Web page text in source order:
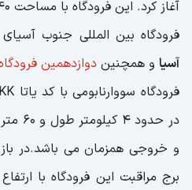
فرودگاه بین المللی جنوب
آسیا و همچنین دوازدهمین
در
برج مراقبت این فرودگاه با ارتفاع 132 متر به